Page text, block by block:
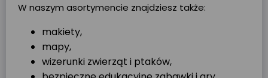
W naszym asortymencie znajdziesz także:
makiety,
mapy,
wizerunki zwierząt i ptaków,